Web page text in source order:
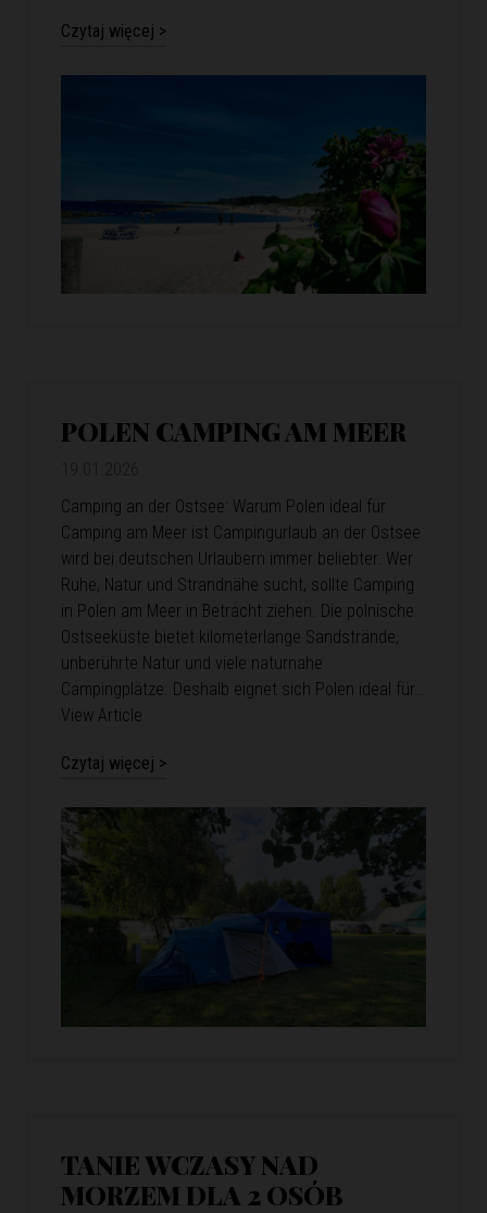
Czytaj więcej >
POLEN CAMPING AM MEER
Camping an der Ostsee: Warum Polen ideal für
Camping am Meer ist Campingurlaub an der Ostsee
wird bei deutschen Urlaubern immer beliebter. Wer
Ruhe, Natur und Strandnähe sucht, sollte Camping
in Polen am Meer in Betracht ziehen. Die polnische
Ostseeküste bietet kilometerlange Sandstrände,
unberührte Natur und viele naturnahe
Campingplätze. Deshalb eignet sich Polen ideal für…
View Article
Czytaj więcej >
TANIE WCZASY NAD
MORZEM DLA 2 OSÓB